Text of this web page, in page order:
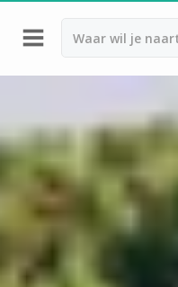
Terug
Wijnproeverij &
Wijnproeverij &
Wijnproeverij &
Calvados proeverij
Champagnehuizen &